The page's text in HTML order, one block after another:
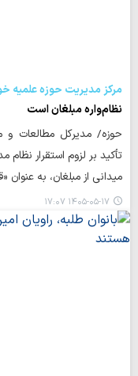
مرکز مدیریت حوزه علمیه
نظام‌واره مبلغان است
حوزه/ مدیرکل مطالعات و
تأکید بر لزوم استقرار
میدانی از مبلغان، به
۱۴۰۵-۰۵-۱۷ ۱۷:۰۷